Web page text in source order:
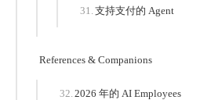
支持支付的 Agent
References & Companions
2026 年的 AI Employees